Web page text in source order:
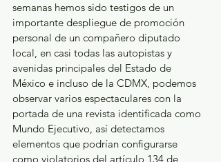
semanas hemos sido testigos de un
importante despliegue de promoción
personal de un compañero diputado
local, en casi todas las autopistas y
avenidas principales del Estado de
México e incluso de la CDMX, podemos
observar varios espectaculares con la
portada de una revista identificada como
Mundo Ejecutivo, así detectamos
elementos que podrían configurarse
como violatorios del artículo 134 de